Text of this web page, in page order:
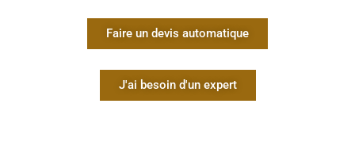
Faire un devis automatique
J'ai besoin d'un expert